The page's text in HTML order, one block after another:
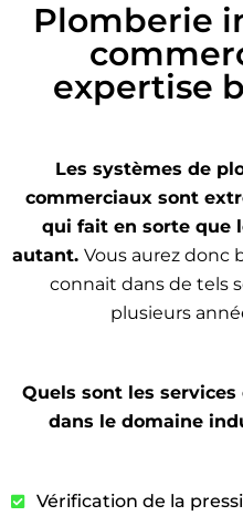
Plomberie
expertise
Les systèmes de
commerciaux sont
qui fait en sorte que
autant. Vous aurez donc
connait dans de tels
plusieurs
Quels sont les
dans le domaine
Vérification de la